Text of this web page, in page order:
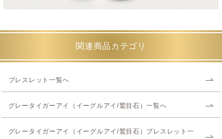
関連商品カテゴリ
ブレスレット一覧へ
グレータイガーアイ（イーグルアイ/鷲目石）一覧へ
グレータイガーアイ（イーグルアイ/鷲目石）ブレスレット一